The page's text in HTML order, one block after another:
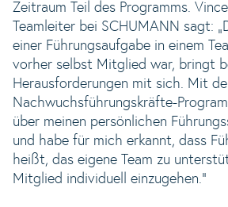
Zeitraum Teil des Programms.
Teamleiter bei SCHUMANN sagt:
einer Führungsaufgabe in einem
vorher selbst Mitglied war, bringt
Herausforderungen mit sich. Mit
Nachwuchsführungskräfte-
über meinen persönlichen
und habe für mich erkannt, dass
heißt, das eigene Team zu
Mitglied individuell einzugehen.“